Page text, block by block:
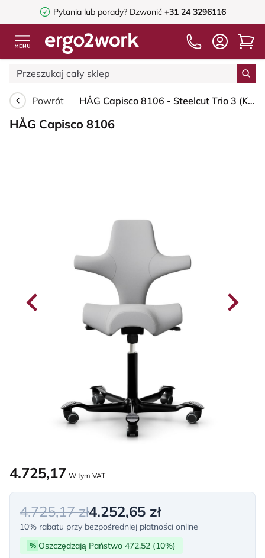
Pytania lub porady? Dzwonić +31 24 3296116
Powrót HÅG Capisco 8106 - Steelcut Trio 3 (Kvadrat) - Wełna / Poliamid - STT133 - Light grey - Black - 200 mm (seat height 46-64cm) - Hard castors for soft floors
HÅG Capisco 8106
4.725,17 W tym VAT
4.725,17 zł4.252,65 zł
10% rabatu przy bezpośredniej płatności online
% Oszczędzają Państwo 472,52 (10%)